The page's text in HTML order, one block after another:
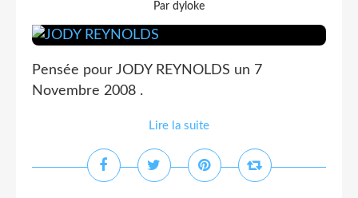
Par dyloke
Pensée pour JODY REYNOLDS un 7
Novembre 2008 .
Lire la suite